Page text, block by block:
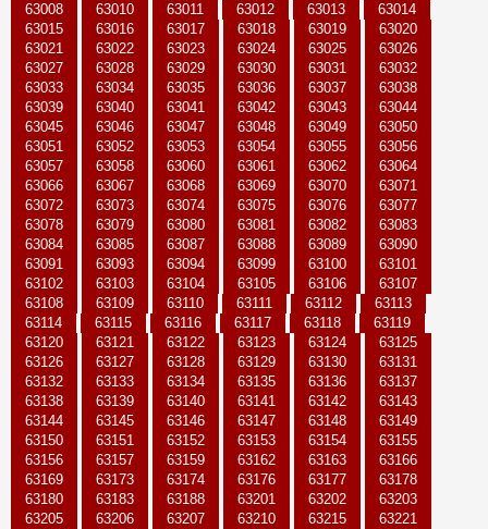
63008
63010 63011 63012 63013
63014
63015
63016 63017 63018 63019
63020
63021
63022 63023 63024 63025
63026
63027
63028 63029 63030 63031
63032
63033
63034 63035 63036 63037
63038
63039
63040 63041 63042 63043
63044
63045
63046 63047 63048 63049
63050
63051
63052 63053 63054 63055
63056
63057
63058 63060 63061 63062
63064
63066
63067 63068 63069 63070
63071
63072
63073 63074 63075 63076
63077
63078
63079 63080 63081 63082
63083
63084
63085 63087 63088 63089
63090
63091
63093 63094 63099 63100
63101
63102
63103 63104 63105 63106
63107
63108
63109 63110 63111 63112
63113
63114
63115 63116 63117 63118
63119
63120
63121 63122 63123 63124
63125
63126
63127 63128 63129 63130
63131
63132
63133 63134 63135 63136
63137
63138
63139 63140 63141 63142
63143
63144
63145 63146 63147 63148
63149
63150
63151 63152 63153 63154
63155
63156
63157 63159 63162 63163
63166
63169
63173 63174 63176 63177
63178
63180
63183 63188 63201 63202
63203
63205
63206 63207 63210 63215
63221